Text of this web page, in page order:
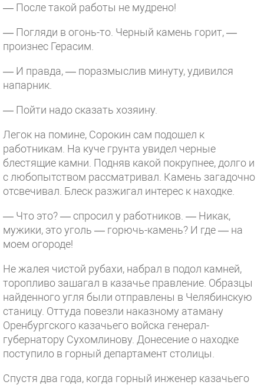
— После такой работы не мудрено!
— Погляди в огонь-то. Черный камень горит, —
произнес Герасим.
— И правда, — поразмыслив минуту, удивился
напарник.
— Пойти надо сказать хозяину.
Легок на помине, Сорокин сам подошел к
работникам. На куче грунта увидел черные
блестящие камни. Подняв какой покрупнее, долго и
с любопытством рассматривал. Камень загадочно
отсвечивал. Блеск разжигал интерес к находке.
— Что это? — спросил у работников. — Никак,
мужики, это уголь — горючь-камень? И где — на
моем огороде!
Не жалея чистой рубахи, набрал в подол камней,
торопливо зашагал в казачье правление. Образцы
найденного угля были отправлены в Челябинскую
станицу. Оттуда повезли наказному атаману
Оренбургского казачьего войска генерал-
губернатору Сухомлинову. Донесение о находке
поступило в горный департамент столицы.
Спустя два года, когда горный инженер казачьего